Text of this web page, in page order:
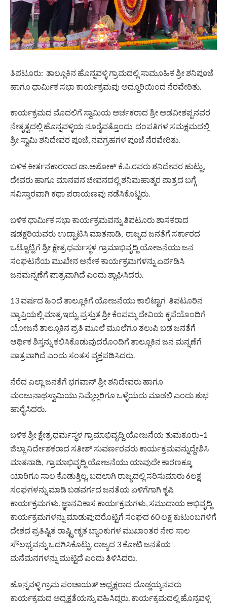
ತಿಪಟೂರು: ತಾಲ್ಲೂಕಿನ ಹೊನ್ನವಳ್ಳಿ ಗ್ರಾಮದಲ್ಲಿ ಸಾಮೂಹಿಕ ಶ್ರೀ ಶನಿಪೂಜೆ
ಹಾಗೂ ಧಾರ್ಮಿಕ ಸಭಾ ಕಾರ್ಯಕ್ರಮವು ಅದ್ದೂರಿಯಿಂದ ನೆರವೇರಿತು.
ಕಾರ್ಯಕ್ರಮದ ಮೊದಲಿಗೆ ಸ್ವಾಮಿಯ ಅರ್ಚಕರಾದ ಶ್ರೀ ಅಡವೀಶಪ್ಪನವರ
ನೇತೃತ್ವದಲ್ಲಿ ಹೊನ್ನವಳ್ಳಿಯ ನೂರೈವತ್ತೊಂದು ದಂಪತಿಗಳ ಸಮಕ್ಷಮದಲ್ಲಿ
ಶ್ರೀ ಸ್ವಾಮಿ ಶನಿದೇವರ ಪೂಜೆ, ನವಗ್ರಹಗಳ ಪೂಜೆ ನೆರವೇರಿತು.
ಬಳಿಕ ಕೀರ್ತನಕಾರರಾದ ಡಾ.ಅಶೋಕ್ ಕೆ.ಪಿ.ರವರು ಶನಿದೇವರ ಹುಟ್ಟು,
ದೇವರು ಹಾಗೂ ಮಾನವನ ಜೀವನದಲ್ಲಿ ಶನಿಮಹಾತ್ಮರ ಪಾತ್ರದ ಬಗ್ಗೆ
ಸವಿಸ್ತಾರವಾಗಿ ಕಥಾ ಪರಾಯಣವು ನಡೆಸಿಕೊಟ್ಟರು.
ಬಳಿಕ ಧಾರ್ಮಿಕ ಸಭಾ ಕಾರ್ಯಕ್ರಮವನ್ನು ತಿಪಟೂರು ಶಾಸಕರಾದ
ಷಡಕ್ಷರಿಯವರು ಉದ್ಘಾಟಿಸಿ ಮಾತನಾಡಿ, ರಾಜ್ಯದ ಜನತೆಗೆ ಸರ್ಕಾರದ
ಒಟ್ಟೊಟ್ಟಿಗೆ ಶ್ರೀ ಕ್ಷೇತ್ರ ಧರ್ಮಸ್ಥಳ ಗ್ರಾಮಾಭಿವೃದ್ದಿ ಯೋಜನೆಯು ಜನ
ಸಂಘಟನೆಯ ಮುಖೇನ ಅನೇಕ ಕಾರ್ಯಕ್ರಮಗಳನ್ನು ಏರ್ಪಡಿಸಿ
ಜನಮನ್ನಣೆಗೆ ಪಾತ್ರವಾಗಿದೆ ಎಂದು ಶ್ಲಾಘಿಸಿದರು.
13 ವರ್ಷದ ಹಿಂದೆ ತಾಲ್ಲೂಕಿಗೆ ಯೋಜನೆಯು ಕಾಲಿಟ್ಟಾಗ ತಿಪಟೂರಿನ
ವ್ಯಾಪ್ತಿಯಲ್ಲಿ ಮಾತ್ರ ಇದ್ದು, ಪ್ರಸ್ತುತ ಶ್ರೀ ಕೆಂಪಮ್ಮ ದೇವಿಯ ಕೃಪೆಯೊಂದಿಗೆ
ಯೋಜನೆ ತಾಲ್ಲೂಕಿನ ಪ್ರತಿ ಮೂಲೆ ಮೂಲೆಗೂ ತಲುಪಿ ಬಡ ಜನತೆಗೆ
ಆರ್ಥಿಕ ಶಿಸ್ತನ್ನು ಕಲಿಸಿಕೊಡುವುದರೊಂದಿಗೆ ತಾಲ್ಲೂಕಿನ ಜನ ಮನ್ನಣೆಗೆ
ಪಾತ್ರವಾಗಿದೆ ಎಂದು ಸಂತಸ ವ್ಯಕ್ತಪಡಿಸಿದರು.
ನೆರೆದ ಎಲ್ಲಾ ಜನತೆಗೆ ಭಗವಾನ್ ಶ್ರೀ ಶನಿದೇವರು ಹಾಗೂ
ಮಂಜುನಾಥಸ್ವಾಮಿಯು ನಿಮ್ಮೆಲ್ಲರಿಗೂ ಒಳ್ಳೆಯದು ಮಾಡಲಿ ಎಂದು ಶುಭ
ಹಾರೈಸಿದರು.
ಬಳಿಕ ಶ್ರೀ ಕ್ಷೇತ್ರ ಧರ್ಮಸ್ಥಳ ಗ್ರಾಮಾಭಿವೃದ್ದಿ ಯೋಜನೆಯ ತುಮಕೂರು–1
ಜಿಲ್ಲಾ ನಿರ್ದೇಶಕರಾದ ಸತೀಶ್ ಸುವರ್ಣರವರು ಕಾರ್ಯಕ್ರಮವನ್ನುದ್ದೇಶಿಸಿ
ಮಾತನಾಡಿ, ಗ್ರಾಮಾಭಿವೃದ್ದಿ ಯೋಜನೆಯು ಯಾವುದೇ ಕಾರಣಕ್ಕೂ
ಯಾರಿಗೂ ಸಾಲ ಕೊಡುತ್ತಿಲ್ಲ, ಬದಲಾಗಿ ರಾಜ್ಯದಲ್ಲಿ ಸರಿಸುಮಾರು 6ಲಕ್ಷ
ಸಂಘಗಳನ್ನು ಮಾಡಿ ಬಡವರ್ಗದ ಜನತೆಯ ಏಳಿಗೆಗಾಗಿ ಕೃಷಿ
ಕಾರ್ಯಕ್ರಮಗಳು, ಜ್ಞಾನವಿಕಾಸ ಕಾರ್ಯಕ್ರಮಗಳು, ಸಮುದಾಯ ಅಭಿವೃದ್ದಿ
ಕಾರ್ಯಕ್ರಮಗಳನ್ನು ಮಾಡುವುದರೊಟ್ಟಿಗೆ ಸಂಘದ 60 ಲಕ್ಷ ಕುಟುಂಬಗಳಿಗೆ
ದೇಶದ ಪ್ರತಿಷ್ಟಿತ ರಾಷ್ಟ್ರೀಕೃತ ಬ್ಯಾಂಕುಗಳ ಮುಖಾಂತರ ನೇರ ಸಾಲ
ಸೌಲಭ್ಯವನ್ನು ಒದಗಿಸಿಕೊಟ್ಟು, ರಾಜ್ಯದ 3 ಕೋಟಿ ಜನತೆಯ
ಮನೆಮನಗಳನ್ನು ಮುಟ್ಟಿದೆ ಎಂದು ತಿಳಿಸಿದರು.
ಹೊನ್ನವಳ್ಳಿ ಗ್ರಾಮ ಪಂಚಾಯತ್ ಅಧ್ಯಕ್ಷರಾದ ದೊಡ್ಡಯ್ಯನವರು
ಕಾರ್ಯಕ್ರಮದ ಅದ್ಯಕ್ಷತೆಯನ್ನು ವಹಿಸಿದ್ದರು. ಕಾರ್ಯಕ್ರಮದಲ್ಲಿ ಹೊನ್ನವಳ್ಳಿ